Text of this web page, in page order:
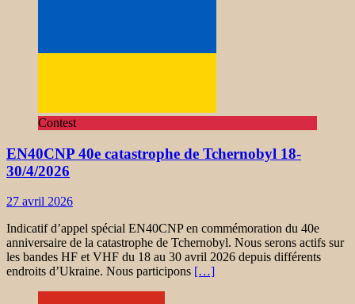
Contest
EN40CNP 40e catastrophe de Tchernobyl 18-
30/4/2026
27 avril 2026
Indicatif d’appel spécial EN40CNP en commémoration du 40e
anniversaire de la catastrophe de Tchernobyl. Nous serons actifs sur
les bandes HF et VHF du 18 au 30 avril 2026 depuis différents
endroits d’Ukraine. Nous participons […]